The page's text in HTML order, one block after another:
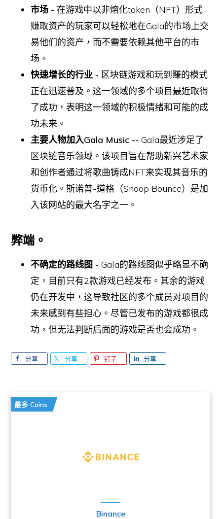
市场 -在游戏中以非熔化token（NFT）形式
赚取资产的玩家可以轻松地在Gala的市场上交
易他们的资产，而不需要依赖其他平台的市
场。
快速增长的行业 - 区块链游戏和玩到赚的模式
正在迅速普及。这一领域的多个项目最近取得
了成功，表明这一领域的积极情绪和可能的成
功未来。
主要人物加入Gala Music --Gala最近涉足了
区块链音乐领域。该项目旨在帮助新兴艺术家
和创作者通过将歌曲铸成NFT来实现其音乐的
货币化。斯诺普-道格（Snoop Bounce）是加
入该网站的最大名字之一。
弊端。
不确定的路线图 -Gala的路线图似乎略显不确
定，目前只有2款游戏已经发布。其余的游戏
仍在开发中，这导致社区的多个成员对项目的
未来感到有些担心。尽管已发布的游戏都很成
功，但无法判断后面的游戏是否也会成功。
分享 分享 钉子 分享
最多 Coins
Binance